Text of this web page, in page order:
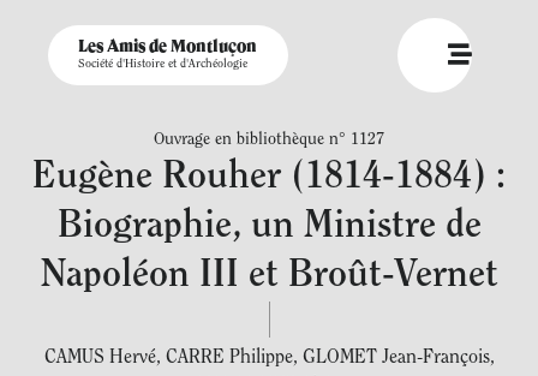
Les Amis de Montluçon
Société d'Histoire et d'Archéologie
Ouvrage en bibliothèque n° 1127
Eugène Rouher (1814-1884) :
Biographie, un Ministre de
Napoléon III et Broût-Vernet
CAMUS Hervé, CARRE Philippe, GLOMET Jean-François,